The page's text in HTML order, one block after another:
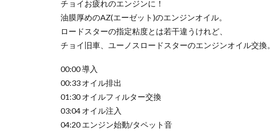
チョイお疲れのエンジンに！
油膜厚めのAZ(エーゼット)のエンジンオイル。
ロードスターの指定粘度とは若干違うけれど、
チョイ旧車、ユーノスロードスターのエンジンオイル交換。
00:00 導入
00:33 オイル排出
01:30 オイルフィルター交換
03:04 オイル注入
04:20 エンジン始動/タペット音